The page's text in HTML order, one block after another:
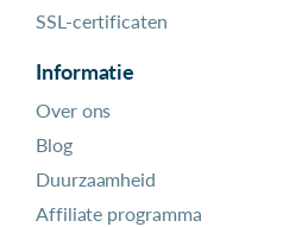
SSL-certificaten
Informatie
Over ons
Blog
Duurzaamheid
Affiliate programma